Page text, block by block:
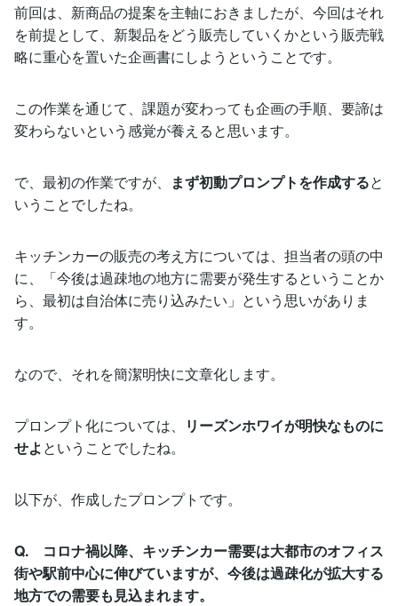
前回は、新商品の提案を主軸におきましたが、今回はそれ
を前提として、新製品をどう販売していくかという販売戦
略に重心を置いた企画書にしようということです。
この作業を通じて、課題が変わっても企画の手順、要諦は
変わらないという感覚が養えると思います。
で、最初の作業ですが、 まず初動プロンプトを作成すると
いうことでしたね。
キッチンカーの販売の考え方については、担当者の頭の中
に、「今後は過疎地の地方に需要が発生するということか
ら、最初は自治体に売り込みたい」という思いがありま
す。
なので、それを簡潔明快に文章化します。
プロンプト化については、
リーズンホワイが明快なものに
せよということでしたね。
以下が、作成したプロンプトです。
Q. コロナ禍以降、キッチンカー需要は大都市のオフィス
街や駅前中心に伸びていますが、今後は過疎化が拡大する
地方での需要も見込まれます。